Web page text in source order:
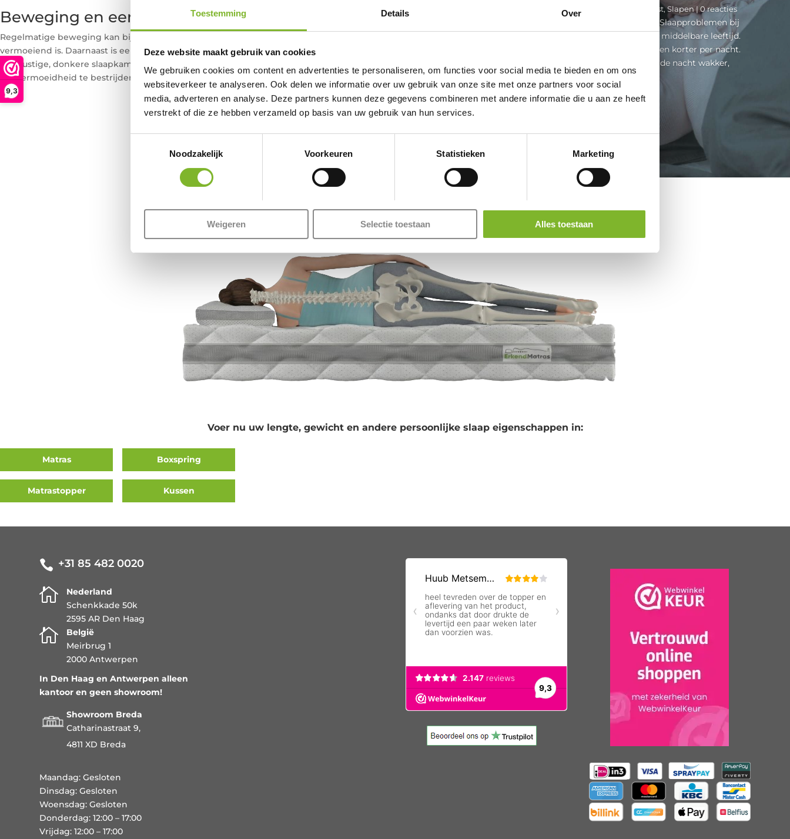
9,3
Toestemming Details Over
Deze website maakt gebruik van cookies
We gebruiken cookies om content en advertenties te personaliseren, om functies voor social media te bieden en om ons
websiteverkeer te analyseren. Ook delen we informatie over uw gebruik van onze site met onze partners voor social
media, adverteren en analyse. Deze partners kunnen deze gegevens combineren met andere informatie die u aan ze heeft
verstrekt of die ze hebben verzameld op basis van uw gebruik van hun services.
Noodzakelijk
Voorkeuren Statistieken Marketing
Weigeren Selectie toestaan Alles toestaan
Beweging en een goede nachtrust
Regelmatige beweging kan bijdragen aan een energiek gevoel, zelfs als het fysiek
vermoeiend is. Daarnaast is een goedenachtrustcruciaal. Een comfortabel
een rustige, donkere slaapkamer zijn essentieel voor een goede nachtrust en helpen
om vermoeidheid te bestrijden.
21 augustus 2024 Nachtrust,Slapen | 0 reacties
Slaapproblemen bij ouderen komen vaak voor Slaapproblemen bij
ouderen komen vaker voor dan bij mensen van middelbare leeftijd.
Het inslapen duurt vaak langer en ouderen slapen korter per nacht.
Daarnaast worden ouderen vaak gedurende de nacht wakker,
slapen ze lichter...
Voer nu uw lengte, gewicht en andere persoonlijke slaap eigenschappen in:
Matras Boxspring
Matrastopper Kussen
 +31 85 482 0020

Nederland
Schenkkade 50k
2595 AR Den Haag

België
Meirbrug 1
2000 Antwerpen
In Den Haag en Antwerpen alleen
kantoor en geen showroom!
Showroom Breda
Catharinastraat 9,
4811 XD Breda
Maandag: Gesloten
Dinsdag: Gesloten
Woensdag: Gesloten
Donderdag: 12:00 – 17:00
Vrijdag: 12:00 – 17:00